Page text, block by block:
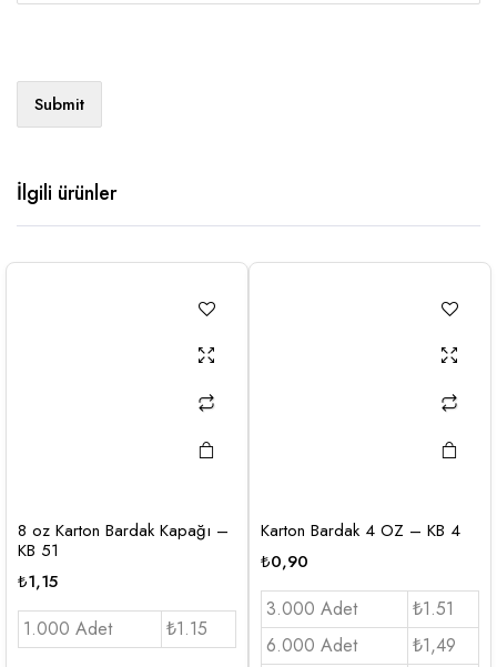
İlgili ürünler
8 oz Karton Bardak Kapağı –
KB 51
₺1,15
1.000 Adet ₺1.15
Karton Bardak 4 OZ – KB 4
₺0,90
3.000 Adet
₺1.51
6.000 Adet
₺1,49